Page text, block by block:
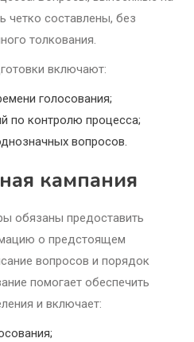
четко составлены, без
толкования.
включают:
голосования;
по контролю процесса;
вопросов.
кампания
обязаны предоставить
о предстоящем
вопросов и порядок
помогает обеспечить
и включает: